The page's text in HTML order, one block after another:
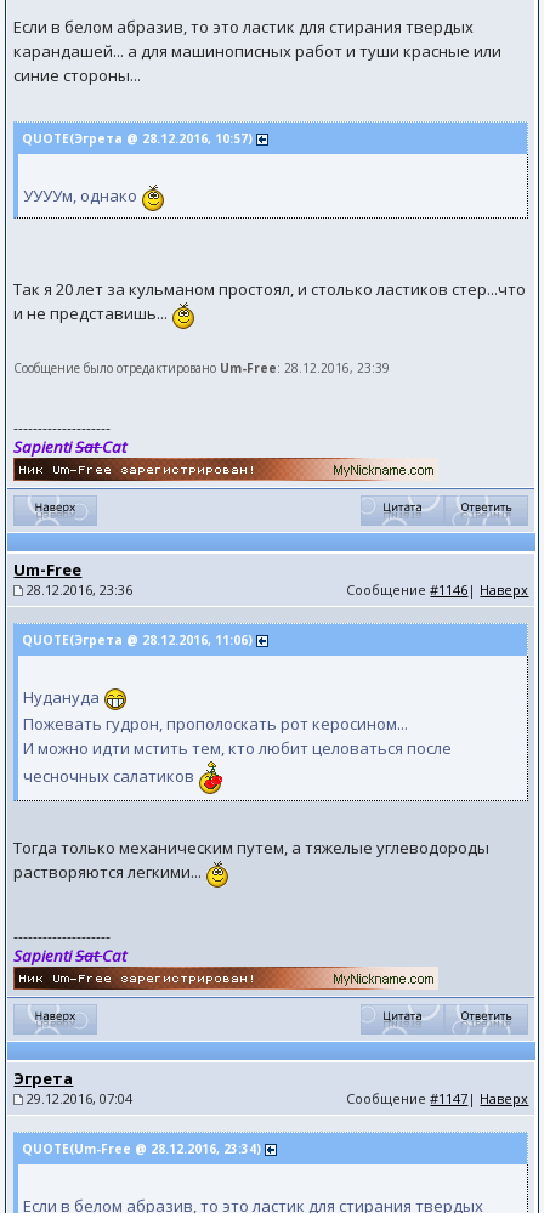
Если в белом абразив, то это ластик для стирания твердых
карандашей... а для машинописных работ и туши красные или
синие стороны...
QUOTE(Эгрета @ 28.12.2016, 10:57)
УУУУм, однако
Так я 20 лет за кульманом простоял, и столько ластиков стер...что
и не представишь...
Сообщение было отредактировано Um-Free: 28.12.2016, 23:39
--------------------
SapientiSatCat
Um-Free
28.12.2016, 23:36 Сообщение#1146 | Наверх
QUOTE(Эгрета @ 28.12.2016, 11:06)
Нудануда
Пожевать гудрон, прополоскать рот керосином...
И можно идти мстить тем, кто любит целоваться после
чесночных салатиков
Тогда только механическим путем, а тяжелые углеводороды
растворяются легкими...
--------------------
SapientiSatCat
Эгрета
29.12.2016, 07:04 Сообщение#1147 | Наверх
QUOTE(Um-Free @ 28.12.2016, 23:34)
Если в белом абразив, то это ластик для стирания твердых